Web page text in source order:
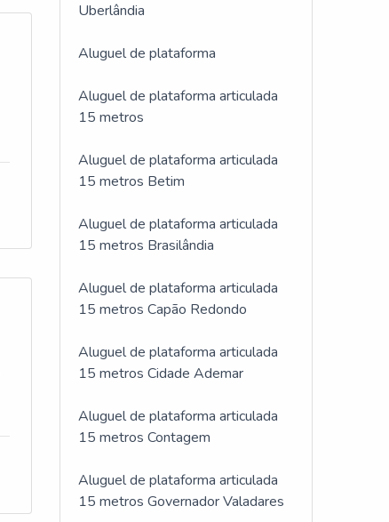
Uberlândia
Aluguel de plataforma
Aluguel de plataforma articulada
15 metros
Aluguel de plataforma articulada
15 metros Betim
Aluguel de plataforma articulada
15 metros Brasilândia
Aluguel de plataforma articulada
15 metros Capão Redondo
Aluguel de plataforma articulada
15 metros Cidade Ademar
Aluguel de plataforma articulada
15 metros Contagem
Aluguel de plataforma articulada
15 metros Governador Valadares